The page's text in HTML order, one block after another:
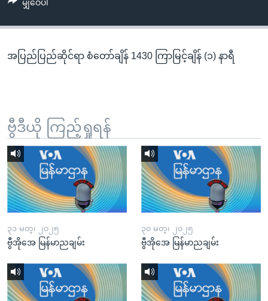
နေရာ
ကျော်
မျှဝေပါ
အပြည်ပြည်ဆိုင်ရာ စံတော်ချိန် 1430 ကြာမြင့်ချိန် (၁) နာရီ
ဗွီဒီယို ကြည့်ရှုရန်
၃၁ မတ္၊ ၂၀၂၅
ဗွီအိုအေ မြန်မာညချမ်း
၃၀ မတ္၊ ၂၀၂၅
ဗွီအိုအေ မြန်မာညချမ်း